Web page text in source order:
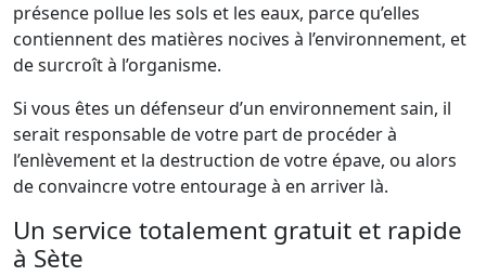
présence pollue les sols et les eaux, parce qu’elles
contiennent des matières nocives à l’environnement, et
de surcroît à l’organisme.
Si vous êtes un défenseur d’un environnement sain, il
serait responsable de votre part de procéder à
l’enlèvement et la destruction de votre épave, ou alors
de convaincre votre entourage à en arriver là.
Un service totalement gratuit et rapide
à Sète